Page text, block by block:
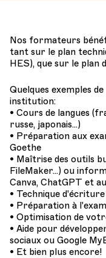
Nos formateurs
tant sur le plan
HES), que sur le plan
Quelques exemples
institution:
• Cours de langues
russe, japonais...)
• Préparation aux
Goethe
• Maîtrise des outils
FileMaker...) ou
Canva, ChatGPT et
• Technique d'écriture
• Préparation à
• Optimisation de
• Aide pour
sociaux ou Google
• Et bien plus encore!